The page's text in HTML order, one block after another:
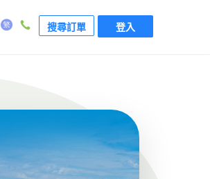
搜尋訂單 登入